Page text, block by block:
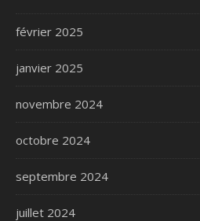
février 2025
janvier 2025
novembre 2024
octobre 2024
septembre 2024
juillet 2024